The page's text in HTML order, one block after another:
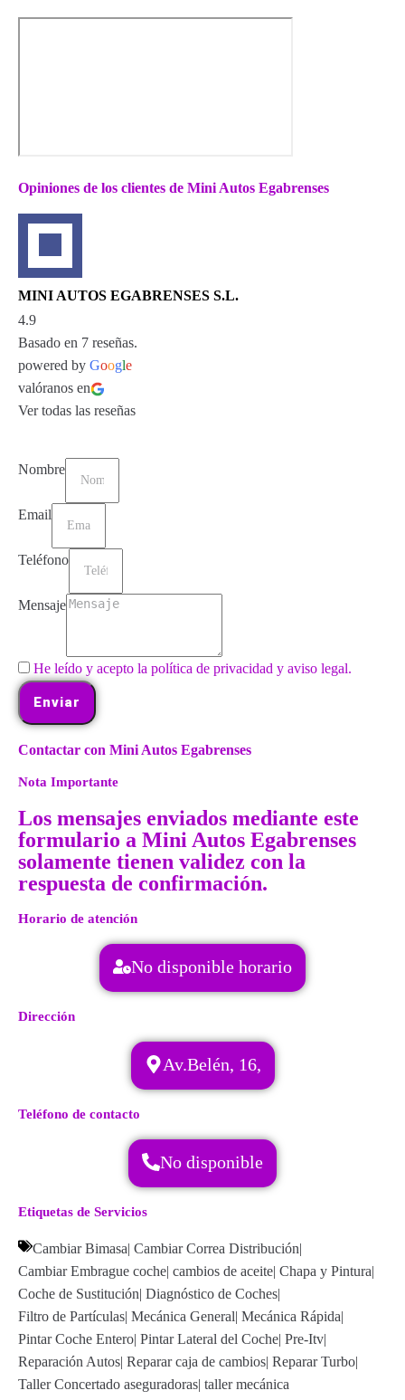
Opiniones de los clientes de Mini Autos Egabrenses
MINI AUTOS EGABRENSES S.L.
4.9
Basado en 7 reseñas.
powered by Google
valóranos en
Ver todas las reseñas
Nombre
Email
Teléfono
Mensaje
He leído y acepto la política de privacidad y aviso legal.
Enviar
Contactar con Mini Autos Egabrenses
Nota Importante
Los mensajes enviados mediante este
formulario a Mini Autos Egabrenses
solamente tienen validez con la
respuesta de confirmación.
Horario de atención
No disponible horario
Dirección
Av.Belén, 16,
Teléfono de contacto
No disponible
Etiquetas de Servicios
Cambiar Bimasa| Cambiar Correa Distribución|
Cambiar Embrague coche| cambios de aceite| Chapa y Pintura|
Coche de Sustitución| Diagnóstico de Coches|
Filtro de Partículas| Mecánica General| Mecánica Rápida|
Pintar Coche Entero| Pintar Lateral del Coche| Pre-Itv|
Reparación Autos| Reparar caja de cambios| Reparar Turbo|
Taller Concertado aseguradoras| taller mecánica